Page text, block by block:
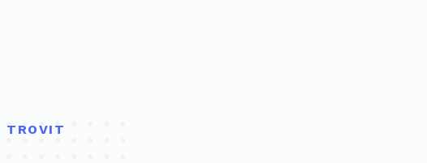
TROVIT